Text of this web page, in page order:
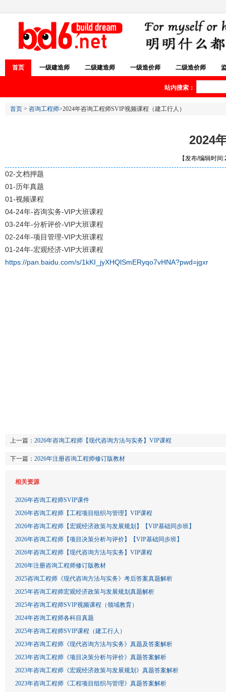
首页 一级建造师 二级建造师 一级造价师 二级造价师
站内搜索：
首页 > 咨询工程师>2024年咨询工程师SVIP视频课程（建工行人）
2024
【发布/编辑时
02-文档押题
01-历年真题
01-视频课程
04-24年-咨询实务-VIP大班课程
03-24年-分析评价-VIP大班课程
02-24年-项目管理-VIP大班课程
01-24年-宏观经济-VIP大班课程
https://pan.baidu.com/s/1kKI_jyXHQlSmERyqo7vHNA?pwd=jgxr
上一篇： 2026年咨询工程师【现代咨询方法与实务】VIP课程
下一篇： 2026年注册咨询工程师修订版教材
相关资源
2026年咨询工程师SVIP课件
2026年咨询工程师【工程项目组织与管理】VIP课程
2026年咨询工程师【宏观经济政策与发展规划】【VIP基础同步班】
2026年咨询工程师【项目决策分析与评价】【VIP基础同步班】
2026年咨询工程师【现代咨询方法与实务】VIP课程
2026年注册咨询工程师修订版教材
2025咨询工程师《现代咨询方法与实务》考后答案真题解析
2025年咨询工程师宏观经济政策与发展规划真题解析
2025年咨询工程师SVIP视频课程（领域教育）
2024年咨询工程师各科目真题
2025年咨询工程师SVIP课程（建工行人）
2023年咨询工程师《现代咨询方法与实务》真题及答案解析
2023年咨询工程师《项目决策分析与评价》真题答案解析
2023年咨询工程师《宏观经济政策与发展规划》真题答案解析
2023年咨询工程师《工程项目组织与管理》真题答案解析